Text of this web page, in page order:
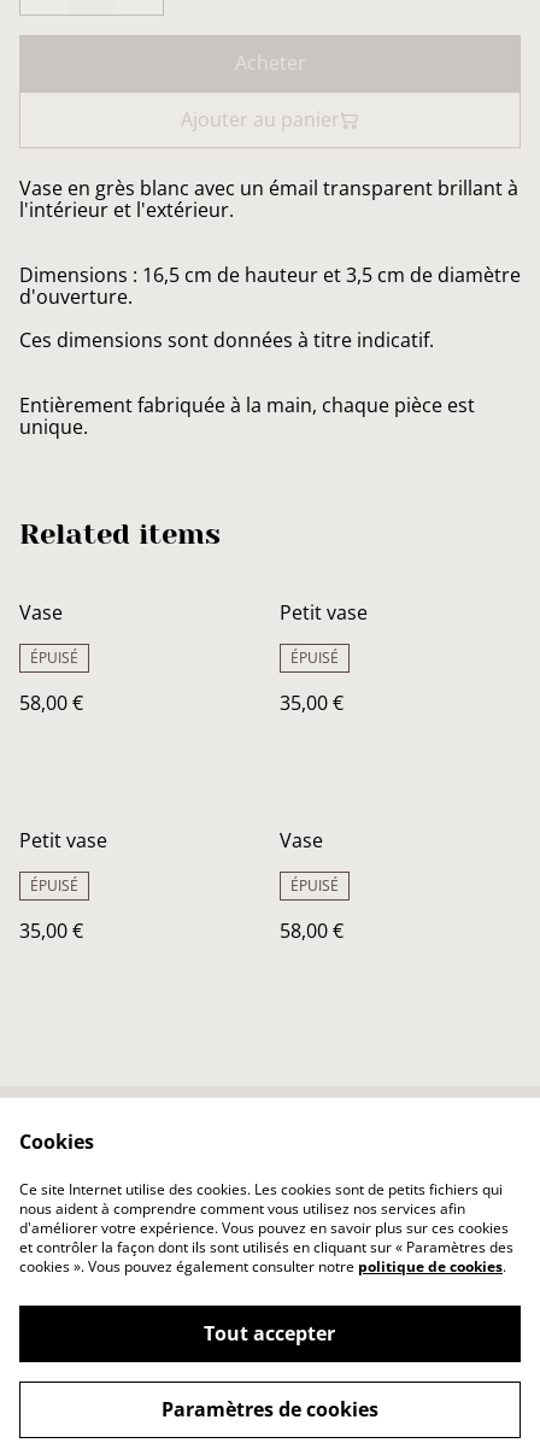
Acheter
Ajouter au panier
Vase en grès blanc avec un émail transparent brillant à
l'intérieur et l'extérieur.
Dimensions : 16,5 cm de hauteur et 3,5 cm de diamètre
d'ouverture.
Ces dimensions sont données à titre indicatif.
Entièrement fabriquée à la main, chaque pièce est
unique.
Related items
Vase
ÉPUISÉ
58,00 €
Petit vase
ÉPUISÉ
35,00 €
Petit vase
ÉPUISÉ
35,00 €
Vase
ÉPUISÉ
58,00 €
Politique de
confidentialité
Politique de cookies
©2026Atelier ACH
powered by
Cookies
Ce site Internet utilise des cookies. Les cookies sont de petits fichiers qui
nous aident à comprendre comment vous utilisez nos services afin
d'améliorer votre expérience. Vous pouvez en savoir plus sur ces cookies
et contrôler la façon dont ils sont utilisés en cliquant sur « Paramètres des
cookies ». Vous pouvez également consulter notre politique de cookies.
Tout accepter
Paramètres de cookies